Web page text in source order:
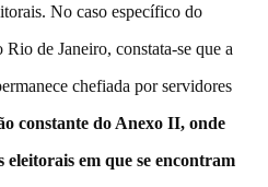
No caso específico do
de Janeiro, constata-se que a
chefiada por servidores
constante do Anexo II, onde
eleitorais em que se encontram